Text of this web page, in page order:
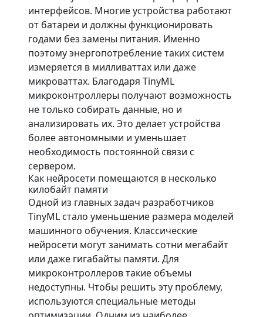
интерфейсов. Многие устройства работают
от батареи и должны функционировать
годами без замены питания. Именно
поэтому энергопотребление таких систем
измеряется в милливаттах или даже
микроваттах. Благодаря TinyML
микроконтроллеры получают возможность
не только собирать данные, но и
анализировать их. Это делает устройства
более автономными и уменьшает
необходимость постоянной связи с
сервером.
Как нейросети помещаются в несколько
килобайт памяти
Одной из главных задач разработчиков
TinyML стало уменьшение размера моделей
машинного обучения. Классические
нейросети могут занимать сотни мегабайт
или даже гигабайты памяти. Для
микроконтроллеров такие объемы
недоступны. Чтобы решить эту проблему,
используются специальные методы